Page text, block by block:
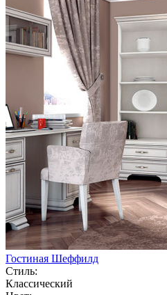
Гостиная Шеффилд
Стиль:
Классический